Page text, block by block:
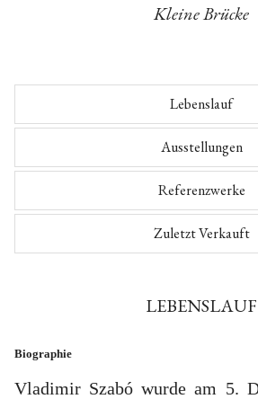
Kleine Brücke
Lebenslauf
Ausstellungen
Referenzwerke
Zuletzt Verkauft
LEBENSLAUF
Biographie
Vladimir Szabó wurde am 5.